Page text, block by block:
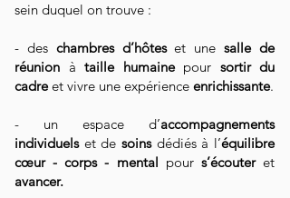
sein duquel on trouve :
- des chambres d’hôteset unesalle de
réunion à taille humainepour sortir du
cadreet vivre une expérience enrichissante.
- un espace d’accompagnements
individuelset de soinsdédiés à l’équilibre
cœur - corps - mental pour s’écouteret
avancer.